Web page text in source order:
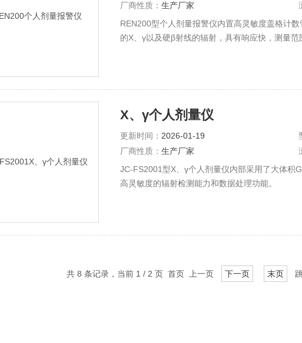
厂商性质： 生产厂家
REN200型个人剂量报警仪内置高灵敏度盖格计
的X、γ以及硬β射线的辐射，具有响应快，测量范
X、γ个人剂量仪
更新时间： 2026-01-19
厂商性质： 生产厂家
JC-FS2001型X、γ个人剂量仪内部采用了大体积
高灵敏度的辐射检测能力和数据处理功能。
共 8 条记录，当前 1 / 2 页 首页 上一页 下一页 末页